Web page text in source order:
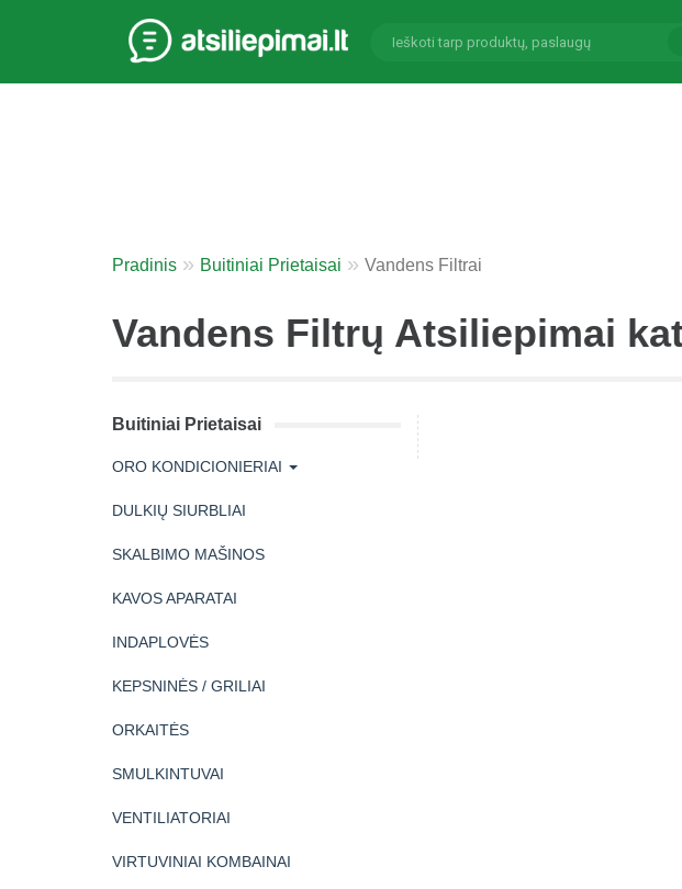
Pradinis Buitiniai Prietaisai Vandens Filtrai
Vandens Filtrų Atsiliepimai
Buitiniai Prietaisai
ORO KONDICIONIERIAI
DULKIŲ SIURBLIAI
SKALBIMO MAŠINOS
KAVOS APARATAI
INDAPLOVĖS
KEPSNINĖS / GRILIAI
ORKAITĖS
SMULKINTUVAI
VENTILIATORIAI
VIRTUVINIAI KOMBAINAI